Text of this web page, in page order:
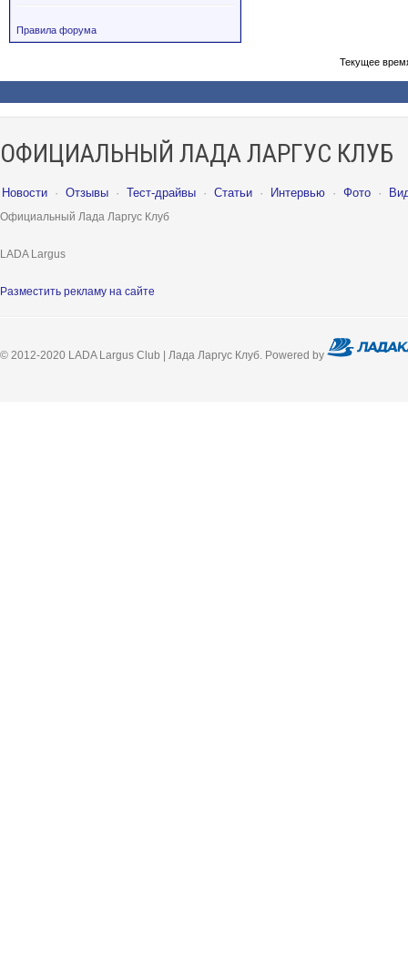
Правила форума
Текущее
ОФИЦИАЛЬНЫЙ ЛАДА ЛАРГУС КЛУБ
Новости · Отзывы · Тест-драйвы · Статьи · Интервью · Фото ·
Официальный Лада Ларгус Клуб
LADA Largus
Разместить рекламу на сайте
© 2012-2020 LADA Largus Club | Лада Ларгус Клуб. Powered by